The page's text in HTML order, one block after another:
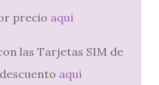
precio aquí
las Tarjetas SIM de
aquí